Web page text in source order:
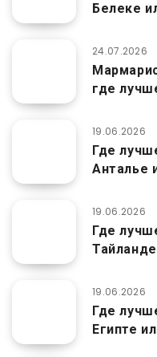
Белеке
24.07.2026
где
19.06.2026
Где
Анталье
19.06.2026
Где
19.06.2026
Где
Египте